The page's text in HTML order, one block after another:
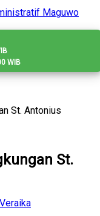
WIB
St. Antonius
St.
Veraika